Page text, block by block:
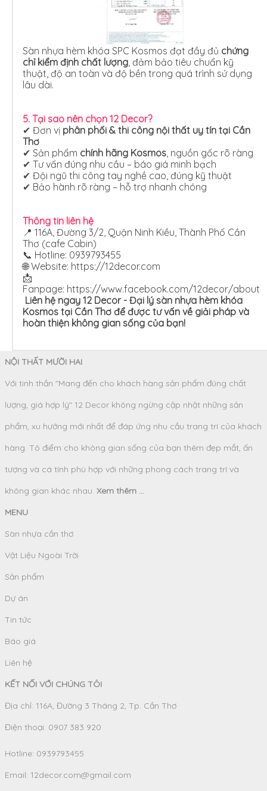
Sàn nhựa hèm khóa SPC Kosmos đạt đầy đủ chứng
chỉ kiểm định chất lượng , đảm bảo tiêu chuẩn kỹ
thuật, độ an toàn và độ bền trong quá trình sử dụng
lâu dài.
5. Tại sao nên chọn 12 Decor?
✔ Đơn vị phân phối & thi công nội thất uy tín tại Cần
Thơ
✔ Sản phẩm chính hãng Kosmos , nguồn gốc rõ ràng
✔ Tư vấn đúng nhu cầu – báo giá minh bạch
✔ Đội ngũ thi công tay nghề cao, đúng kỹ thuật
✔ Bảo hành rõ ràng – hỗ trợ nhanh chóng
Thông tin liên hệ
📍 116A, Đường 3/2, Quận Ninh Kiều, Thành Phố Cần
Thơ (cafe Cabin)
📞 Hotline: 0939793455
🌐 Website: https://12decor.com
📩
Fanpage: https://www.facebook.com/12decor/about
Liên hệ ngay 12 Decor - Đại lý sàn nhựa hèm khóa
Kosmos tại Cần Thơ để được tư vấn về giải pháp và
hoàn thiện không gian sống của bạn!
NỘI THẤT MƯỜI HAI
Với tinh thần "Mang đến cho khách hàng sản phẩm đúng chất
lượng, giá hợp lý" 12 Decor không ngừng cập nhật những sản
phẩm, xu hướng mới nhất để đáp ứng nhu cầu trang trí của khách
hàng. Tô điểm cho không gian sống của bạn thêm đẹp mắt, ấn
tượng và cá tính phù hợp với những phong cách trang trí và
không gian khác nhau. Xem thêm ...
MENU
Sàn nhựa cần thơ
Vật Liệu Ngoài Trời
Sản phẩm
Dự án
Tin tức
Báo giá
Liên hệ
KẾT NỐI VỚI CHÚNG TÔI
Địa chỉ: 116A, Đường 3 Tháng 2, Tp. Cần Thơ
Điện thoại: 0907 383 920
Hotline: 0939793455
Email: 12decor.com@gmail.com